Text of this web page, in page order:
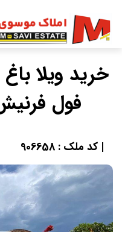
فول
| کد ملک : 906658